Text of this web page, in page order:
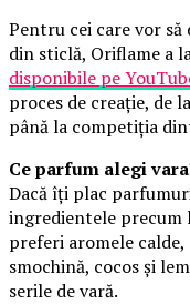
Pentru cei care vor
din sticlă, Oriflame a
disponibile pe
proces de creație, de
până la competiția
Ce parfum alegi
Dacă îți plac
ingredientele precum
preferi aromele
smochină, cocos și
serile de vară.